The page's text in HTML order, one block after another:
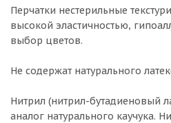
Перчатки нестерильные
высокой эластичностью,
выбор цветов.
Не содержат натурального
Нитрил (нитрил-бутадиеновый
аналог натурального каучука.